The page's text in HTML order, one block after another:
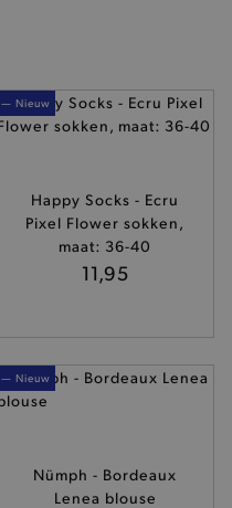
— Nieuw
Happy Socks - Ecru
Pixel Flower sokken,
maat: 36-40
11,95
— Nieuw
Nümph - Bordeaux
Lenea blouse